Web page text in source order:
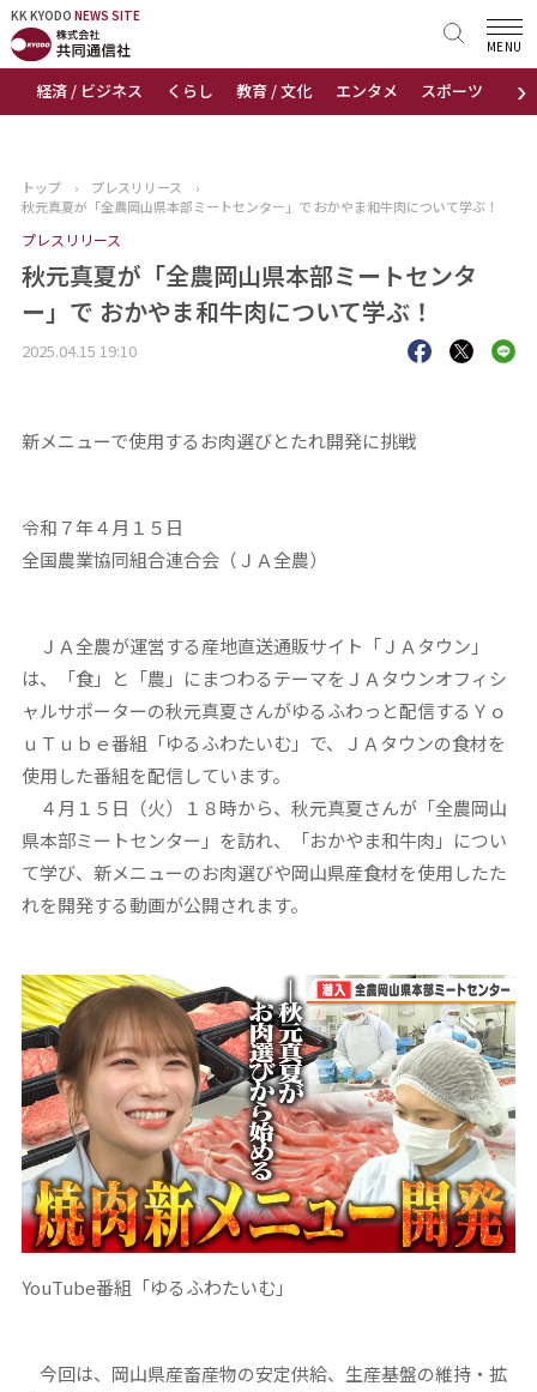
KK KYODO NEWS SITE
›
経済 / ビジネス くらし 教育 / 文化 エンタメ スポーツ 地域
MENU
KK KYODONEWS SITE
トップページ
ニュース
おすすめコンテンツ
出版物
トップ › プレスリリース
›
秋元真夏が「全農岡山県本部ミートセンター」で おかやま和牛肉について学ぶ！
プレスリリース
秋元真夏が「全農岡山県本部ミートセンタ
ー」で おかやま和牛肉について学ぶ！
2025.04.15 19:10
新メニューで使用するお肉選びとたれ開発に挑戦
令和７年４月１５日
全国農業協同組合連合会（ＪＡ全農）
ＪＡ全農が運営する産地直送通販サイト「ＪＡタウン」
は、「食」と「農」にまつわるテーマをＪＡタウンオフィシ
ャルサポーターの秋元真夏さんがゆるふわっと配信するＹｏ
ｕＴｕｂｅ番組「ゆるふわたいむ」で、ＪＡタウンの食材を
使用した番組を配信しています。
４月１５日（火）１８時から、秋元真夏さんが「全農岡山
県本部ミートセンター」を訪れ、「おかやま和牛肉」につい
て学び、新メニューのお肉選びや岡山県産食材を使用したた
れを開発する動画が公開されます。
YouTube番組「ゆるふわたいむ」
今回は、岡山県産畜産物の安定供給、生産基盤の維持・拡